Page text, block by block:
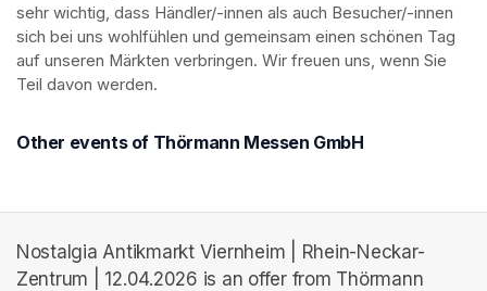
sehr wichtig, dass Händler/-innen als auch Besucher/-innen
sich bei uns wohlfühlen und gemeinsam einen schönen Tag
auf unseren Märkten verbringen. Wir freuen uns, wenn Sie
Teil davon werden.
Other events of Thörmann Messen GmbH
Nostalgia Antikmarkt Viernheim | Rhein-Neckar-
Zentrum | 12.04.2026 is an offer from Thörmann